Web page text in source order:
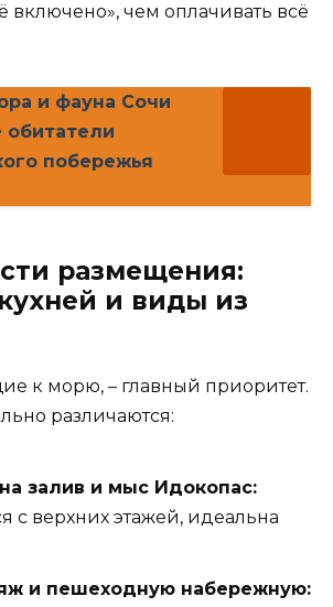
включено», чем оплачивать всё
и фауна Сочи
обитатели
побережья
размещения:
и виды из
к морю, – главный приоритет.
различаются:
залив и мыс Идокопас:
с верхних этажей, идеальна
и пешеходную набережную: